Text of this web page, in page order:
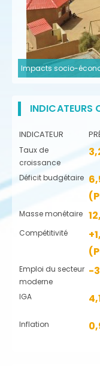
Impacts socio-
INDICATEURS
INDICATEUR
Taux de
croissance
Déficit budgétaire
Masse monétaire
Compétitivité
Emploi du secteur
moderne
-
IGA
Inflation